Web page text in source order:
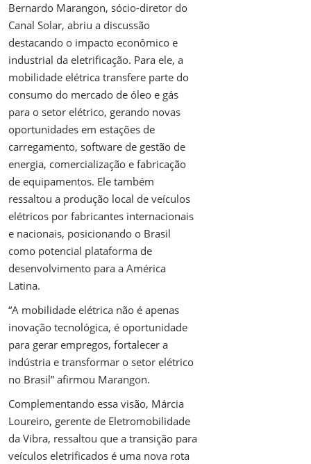
Bernardo Marangon, sócio-diretor do
Canal Solar, abriu a discussão
destacando o impacto econômico e
industrial da eletrificação. Para ele, a
mobilidade elétrica transfere parte do
consumo do mercado de óleo e gás
para o setor elétrico, gerando novas
oportunidades em estações de
carregamento, software de gestão de
energia, comercialização e fabricação
de equipamentos. Ele também
ressaltou a produção local de veículos
elétricos por fabricantes internacionais
e nacionais, posicionando o Brasil
como potencial plataforma de
desenvolvimento para a América
Latina.
“A mobilidade elétrica não é apenas
inovação tecnológica, é oportunidade
para gerar empregos, fortalecer a
indústria e transformar o setor elétrico
no Brasil” afirmou Marangon.
Complementando essa visão, Márcia
Loureiro, gerente de Eletromobilidade
da Vibra, ressaltou que a transição para
veículos eletrificados é uma nova rota